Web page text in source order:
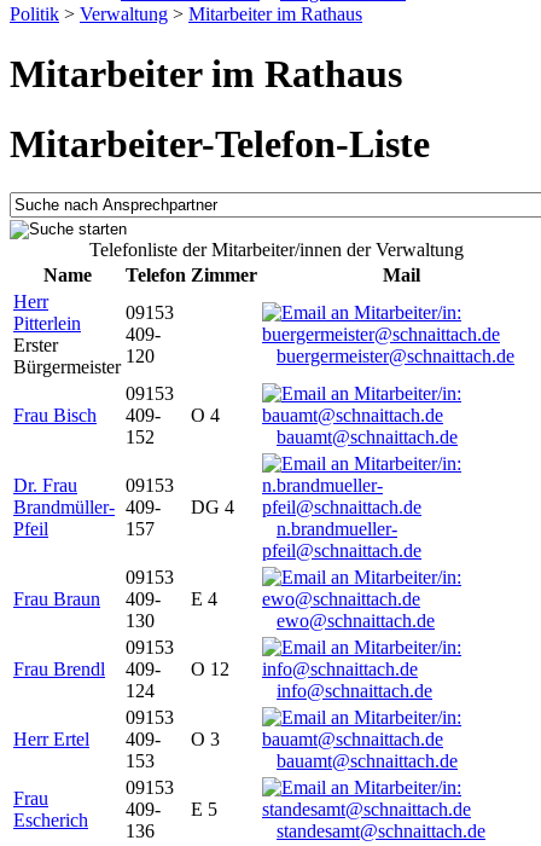
Politik > Verwaltung > Mitarbeiter im Rathaus
Mitarbeiter im Rathaus
Mitarbeiter-Telefon-Liste
Telefonliste der Mitarbeiter/innen der Verwaltung
Name
Telefon Zimmer
Mail
Herr
Pitterlein
Erster
Bürgermeister
09153
409-
120
buergermeister@schnaittach.de
Frau Bisch
09153
409-
152
O 4
bauamt@schnaittach.de
Dr. Frau
Brandmüller-
Pfeil
09153
409-
157
DG 4
n.brandmueller-
pfeil@schnaittach.de
Frau Braun
09153
409-
130
E 4
ewo@schnaittach.de
Frau Brendl
09153
409-
124
O 12
info@schnaittach.de
Herr Ertel
09153
409-
153
O 3
bauamt@schnaittach.de
Frau
Escherich
09153
409-
136
E 5
standesamt@schnaittach.de